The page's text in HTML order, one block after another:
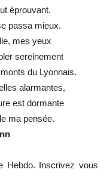
éprouvant.
passa mieux.
mes yeux
sereinement
du Lyonnais.
alarmantes,
est dormante
ma pensée.
Hebdo. Inscrivez vous